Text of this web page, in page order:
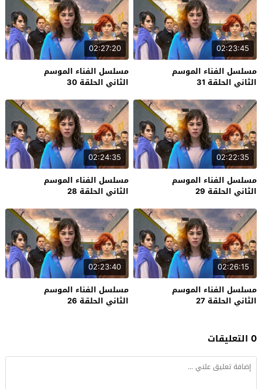
02:23:45
مسلسل الفناء الموسم
الثاني الحلقة 31
02:27:20
مسلسل الفناء الموسم
الثاني الحلقة 30
02:22:35
مسلسل الفناء الموسم
الثاني الحلقة 29
02:24:35
مسلسل الفناء الموسم
الثاني الحلقة 28
02:26:15
مسلسل الفناء الموسم
الثاني الحلقة 27
02:23:40
مسلسل الفناء الموسم
الثاني الحلقة 26
0 التعليقات